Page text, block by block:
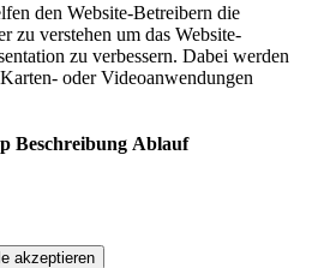
den Website-Betreibern die
zu verstehen um das Website-
zu verbessern. Dabei werden
oder Videoanwendungen
Beschreibung Ablauf
akzeptieren